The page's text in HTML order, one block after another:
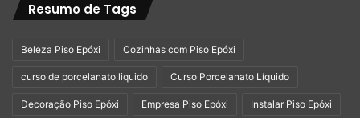
Resumo de Tags
Beleza Piso Epóxi Cozinhas com Piso Epóxi
curso de porcelanato liquido Curso Porcelanato Líquido
Decoração Piso Epóxi Empresa Piso Epóxi Instalar Piso Epóxi